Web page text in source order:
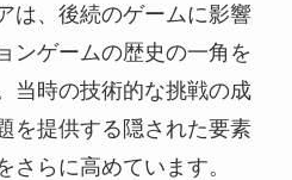
は、後続のゲームに影響
ンゲームの歴史の一角を
当時の技術的な挑戦の成
を提供する隠された要素
さらに高めています。